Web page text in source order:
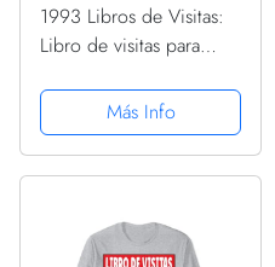
1993 Libros de Visitas:
Libro de visitas para
de estilo retro para que
la familia y los amigos
inserten saludos y
Más Info